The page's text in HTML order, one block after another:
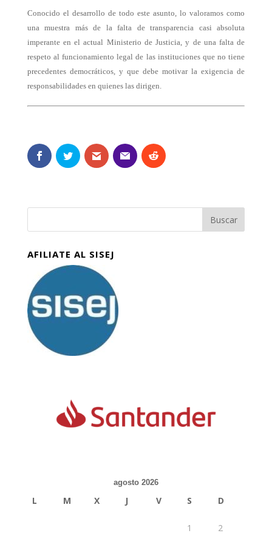
Conocido el desarrollo de todo este asunto, lo valoramos como
una muestra más de la falta de transparencia casi absoluta
imperante en el actual Ministerio de Justicia, y de una falta de
respeto al funcionamiento legal de las instituciones que no tiene
precedentes democráticos, y que debe motivar la exigencia de
responsabilidades en quienes las dirigen.
AFILIATE AL SISEJ
agosto 2026
L M X J V S D
1 2